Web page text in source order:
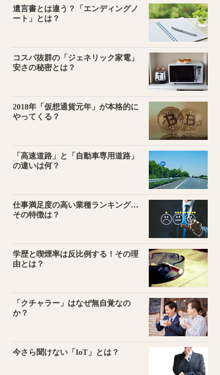
遺言書とは違う？「エンディングノ
ート」とは？
コスパ抜群の「ジェネリック家電」
安さの秘密とは？
2018年「仮想通貨元年」が本格的に
やってくる？
「高速道路」と「自動車専用道路」
の違いは何？
仕事満足度の高い業種ランキング…
その特徴は？
学歴と喫煙率は反比例する！その理
由とは？
「クチャラー」はなぜ無自覚なの
か？
今さら聞けない「IoT」とは？